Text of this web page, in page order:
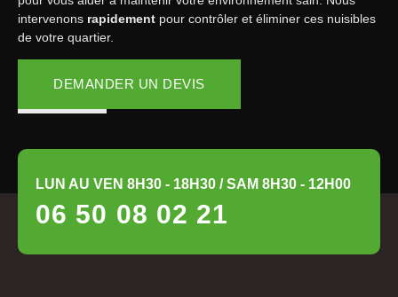
intervenons rapidement pour contrôler et éliminer ces nuisibles
de votre quartier.
DEMANDER UN DEVIS
LUN AU VEN 8H30 - 18H30 / SAM 8H30 - 12H00
06 50 08 02 21